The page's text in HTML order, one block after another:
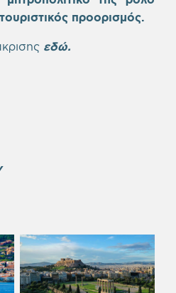
προορισμός.
εδώ.